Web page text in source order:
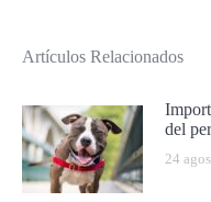
Artículos Relacionados
del
24